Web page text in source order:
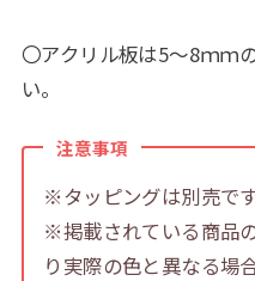
〇アクリル板は5～8ｍｍ
い。
注意事項
※タッピングは別売です
※掲載されている商品
り実際の色と異なる場